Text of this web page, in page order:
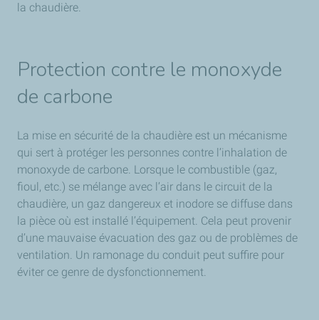
la chaudière.
Protection contre le monoxyde
de carbone
La mise en sécurité de la chaudière est un mécanisme
qui sert à protéger les personnes contre l’inhalation de
monoxyde de carbone. Lorsque le combustible (gaz,
fioul, etc.) se mélange avec l’air dans le circuit de la
chaudière, un gaz dangereux et inodore se diffuse dans
la pièce où est installé l’équipement. Cela peut provenir
d’une mauvaise évacuation des gaz ou de problèmes de
ventilation. Un ramonage du conduit peut suffire pour
éviter ce genre de dysfonctionnement.